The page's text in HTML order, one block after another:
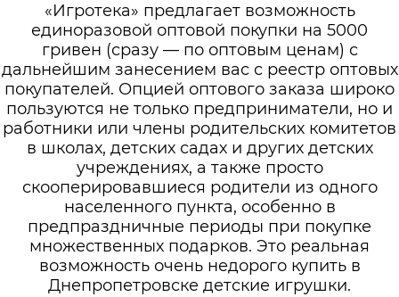
«Игротека» предлагает возможность
единоразовой оптовой покупки на 5000
гривен (сразу — по оптовым ценам) с
дальнейшим занесением вас с реестр оптовых
покупателей. Опцией оптового заказа широко
пользуются не только предприниматели, но и
работники или члены родительских комитетов
в школах, детских садах и других детских
учреждениях, а также просто
скооперировавшиеся родители из одного
населенного пункта, особенно в
предпраздничные периоды при покупке
множественных подарков. Это реальная
возможность очень недорого купить в
Днепропетровске детские игрушки.